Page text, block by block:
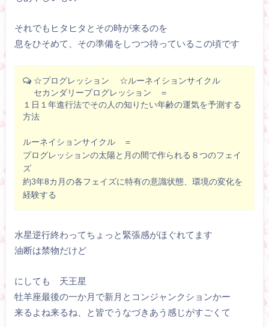
それでもヒタヒタとその時が来るのを
息をひそめて、その準備をしつつ待っているこの頃です
☆プログレッション ☆ルーネイションサイクル
セカンダリープログレッション ＝
１日１年進行法でその人の知りたい年齢の運気を予測する
方法
ルーネイションサイクル ＝
プログレッションの太陽と月の間で作られる８つのフェイ
ズ
約3年8カ月の各フェイズに特有の意識状態、環境の変化を
経験する
水星逆行終わってちょっと緊張感がほぐれてます
油断は禁物だけど
にしても 天王星
牡羊座最後の一か月で新月とコンジャンクションかー
来るよね来るね、と皆でうなづきあう感じがすごくて